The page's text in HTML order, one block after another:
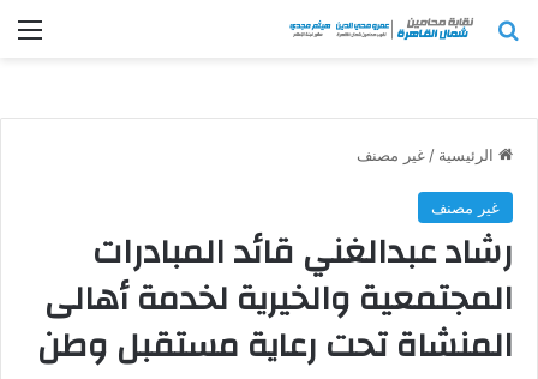
بحث عن
الرئيسية / غير مصنف
غير مصنف
رشاد عبدالغني قائد المبادرات
المجتمعية والخيرية لخدمة أهالى
المنشاة تحت رعاية مستقبل وطن